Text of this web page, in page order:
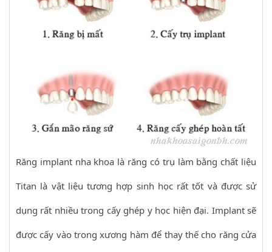
Răng implant nha khoa là răng có trụ làm bằng chất liệu
Titan là vật liệu tương hợp sinh học rất tốt và được sử
dụng rất nhiều trong cấy ghép y học hiện đại. Implant sẽ
được cấy vào trong xương hàm để thay thế cho răng cửa